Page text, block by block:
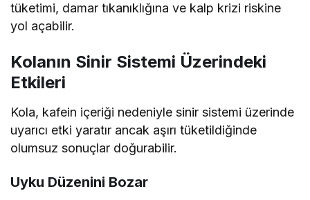
tüketimi, damar tıkanıklığına ve kalp krizi riskine
yol açabilir.
Kolanın Sinir Sistemi Üzerindeki
Etkileri
Kola, kafein içeriği nedeniyle sinir sistemi üzerinde
uyarıcı etki yaratır ancak aşırı tüketildiğinde
olumsuz sonuçlar doğurabilir.
Uyku Düzenini Bozar